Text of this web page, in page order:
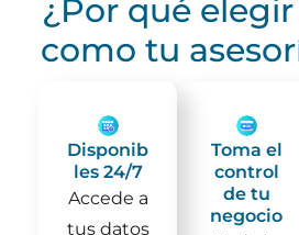
¿Por qué
como tu
Disponib
les 24/7
Accede a
tus datos
Toma el
control
de tu
negocio